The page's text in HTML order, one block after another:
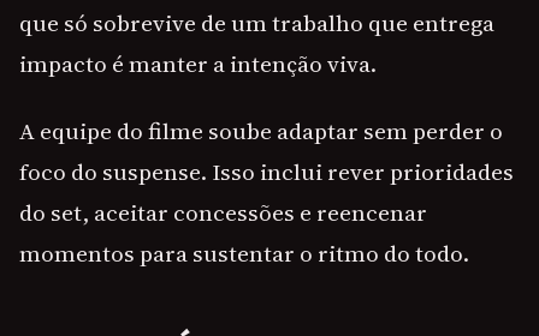
que só sobrevive de um trabalho que entrega
impacto é manter a intenção viva.
A equipe do filme soube adaptar sem perder o
foco do suspense. Isso inclui rever prioridades
do set, aceitar concessões e reencenar
momentos para sustentar o ritmo do todo.